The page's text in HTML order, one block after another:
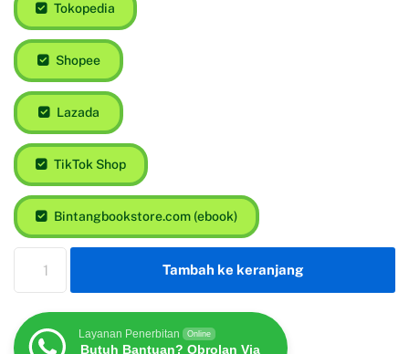
Tokopedia
Shopee
Lazada
TikTok Shop
Bintangbookstore.com (ebook)
Tambah ke keranjang
Layanan Penerbitan Online
Butuh Bantuan? Obrolan Via